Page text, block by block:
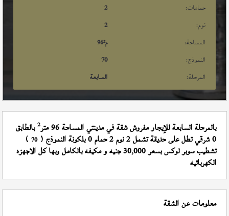
حمامات:
2
نوم:
2
المساحة:
96م²
النموذج:
70
المرحلة:
السابعة
بالمرحلة السابعة للإيجار مفروش شقة في مدينتي المساحة 96 متر 2بالطابق
0 شرقي تطل على حديقة تشمل 2 نوم 2 حمام 0 بلكونة النموذج ( 70
)
تشطيب سوبر لوكس بسعر 30,000 جنيه و مكيفه بالكامل وبها كل الاجهزه
الكهربائيه
معلومات عن الشقة